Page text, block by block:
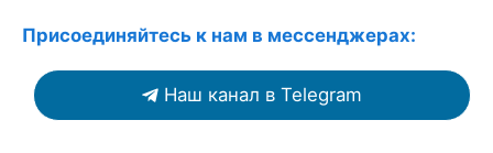
Присоединяйтесь к нам в мессенджерах:
Наш канал в Telegram